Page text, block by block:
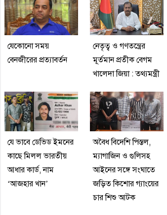
যেকোনো সময়
বেনজীরের প্রত্যাবর্তন
নেতৃত্ব ও গণতন্ত্রের
মূর্তমান প্রতীক বেগম
খালেদা জিয়া : তথ্যমন্ত্রী
যে ভাবে ডেভিড ইমনের
কাছে মিলল ভারতীয়
আধার কার্ড, নাম
‘আজহার খান’
অবৈধ বিদেশি পিস্তল,
ম্যাগাজিন ও গুলিসহ
আইনের সঙ্গে সংঘাতে
জড়িত কিশোর গ্যাংয়ের
চার শিশু আটক